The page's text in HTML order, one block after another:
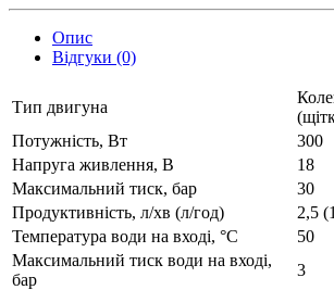
Опис
Відгуки (0)
Тип двигуна
Потужність, Вт
300
Напруга живлення, В
18
Максимальний тиск, бар
30
Продуктивність, л/хв (л/год)
2,5
Температура води на вході, °C
50
Максимальний тиск води на вході,
бар
3